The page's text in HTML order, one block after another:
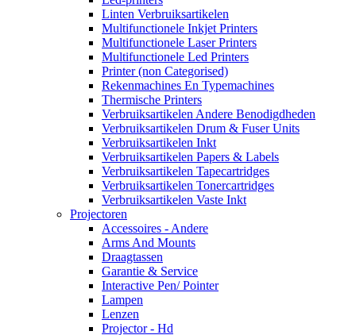
Linten Verbruiksartikelen
Multifunctionele Inkjet Printers
Multifunctionele Laser Printers
Multifunctionele Led Printers
Printer (non Categorised)
Rekenmachines En Typemachines
Thermische Printers
Verbruiksartikelen Andere Benodigdheden
Verbruiksartikelen Drum & Fuser Units
Verbruiksartikelen Inkt
Verbruiksartikelen Papers & Labels
Verbruiksartikelen Tapecartridges
Verbruiksartikelen Tonercartridges
Verbruiksartikelen Vaste Inkt
Projectoren
Accessoires - Andere
Arms And Mounts
Draagtassen
Garantie & Service
Interactive Pen/ Pointer
Lampen
Lenzen
Projector - Hd